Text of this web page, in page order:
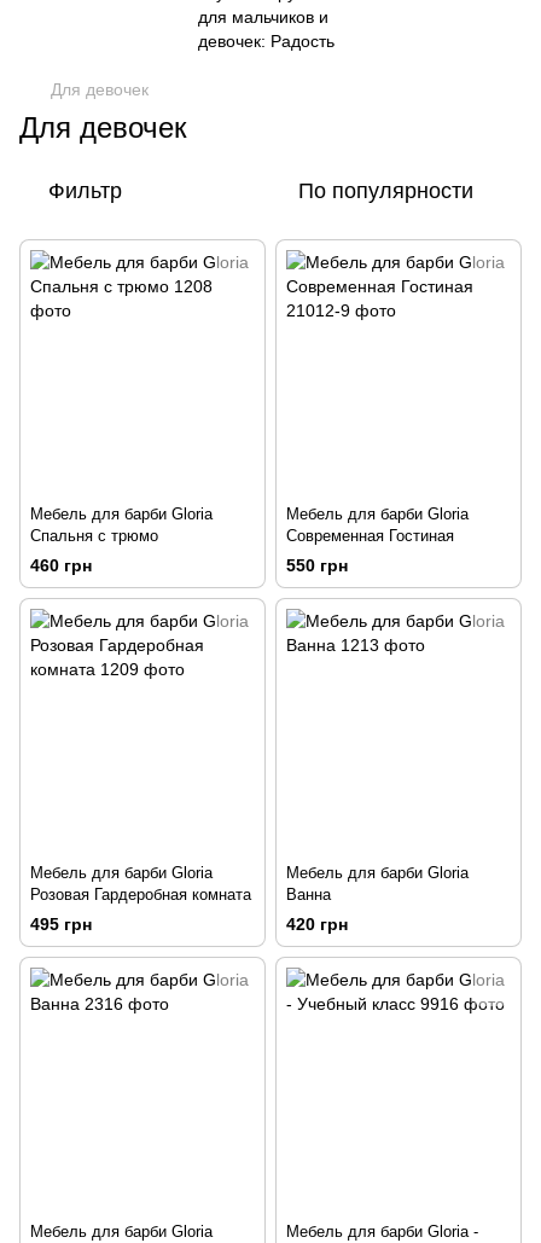
Для девочек
Для девочек
Фильтр По популярности
Мебель для барби Gloria
Спальня с трюмо
460 грн
Мебель для барби Gloria
Современная Гостиная
550 грн
Мебель для барби Gloria
Розовая Гардеробная комната
495 грн
Мебель для барби Gloria
Ванна
420 грн
Мебель для барби Gloria
Мебель для барби Gloria -